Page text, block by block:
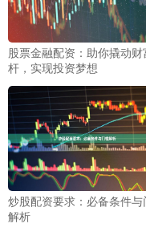
股票金融配资：助你撬动财
杆，实现投资梦想
炒股配资要求：必备条件与
解析